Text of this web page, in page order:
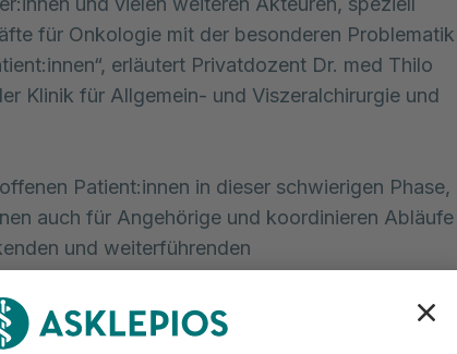
für Onkologie mit der besonderen Problematik
erläutert Privatdozent Dr. med Thilo
Klinik für Allgemein- und Viszeralchirurgie und
Patient:innen in dieser schwierigen Phase,
auch für Angehörige und koordinieren Abläufe
und weiterführenden
als auch die Selbstbestimmung im